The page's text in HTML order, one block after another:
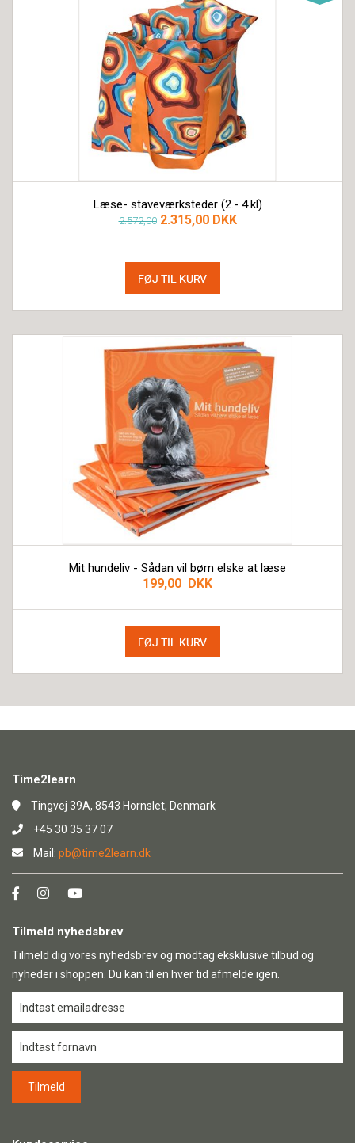
Læse- staveværksteder (2.- 4.kl)
2.572,002.315,00 DKK
Mit hundeliv - Sådan vil børn elske at læse
199,00 DKK
Time2learn
Tingvej 39A, 8543 Hornslet, Denmark
+45 30 35 37 07
Mail: pb@time2learn.dk
Tilmeld nyhedsbrev
Tilmeld dig vores nyhedsbrev og modtag eksklusive tilbud og
nyheder i shoppen. Du kan til en hver tid afmelde igen.